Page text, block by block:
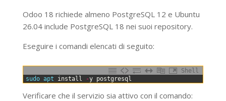
Odoo 18 richiede almeno PostgreSQL 12 e Ubuntu
26.04 include PostgreSQL 18 nei suoi repository.
Eseguire i comandi elencati di seguito:
Shell
sudo apt install -y postgresql
Verificare che il servizio sia attivo con il comando: